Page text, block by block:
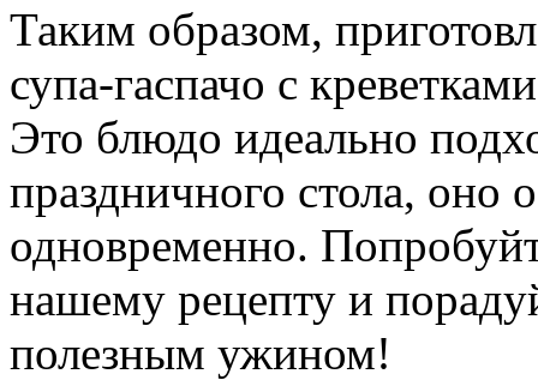
Таким образом,
супа-гаспачо с
Это блюдо идеально
праздничного стола, оно
одновременно.
нашему рецепту и
полезным ужином!